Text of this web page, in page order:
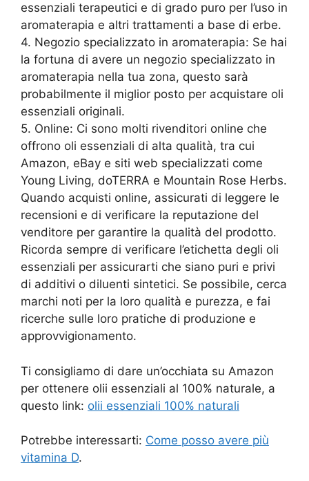
essenziali terapeutici e di grado puro per l’uso in
aromaterapia e altri trattamenti a base di erbe.
4. Negozio specializzato in aromaterapia: Se hai
la fortuna di avere un negozio specializzato in
aromaterapia nella tua zona, questo sarà
probabilmente il miglior posto per acquistare oli
essenziali originali.
5. Online: Ci sono molti rivenditori online che
offrono oli essenziali di alta qualità, tra cui
Amazon, eBay e siti web specializzati come
Young Living, doTERRA e Mountain Rose Herbs.
Quando acquisti online, assicurati di leggere le
recensioni e di verificare la reputazione del
venditore per garantire la qualità del prodotto.
Ricorda sempre di verificare l’etichetta degli oli
essenziali per assicurarti che siano puri e privi
di additivi o diluenti sintetici. Se possibile, cerca
marchi noti per la loro qualità e purezza, e fai
ricerche sulle loro pratiche di produzione e
approvvigionamento.
Ti consigliamo di dare un’occhiata su Amazon
per ottenere olii essenziali al 100% naturale, a
questo link: olii essenziali 100% naturali
Potrebbe interessarti: Come posso avere più
vitamina D.